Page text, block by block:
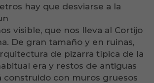
hay que desviarse a la
visible, que nos lleva al Cortijo
De gran tamaño y en ruinas,
de pizarra típica de la
era y restos de antiguas
construido con muros gruesos